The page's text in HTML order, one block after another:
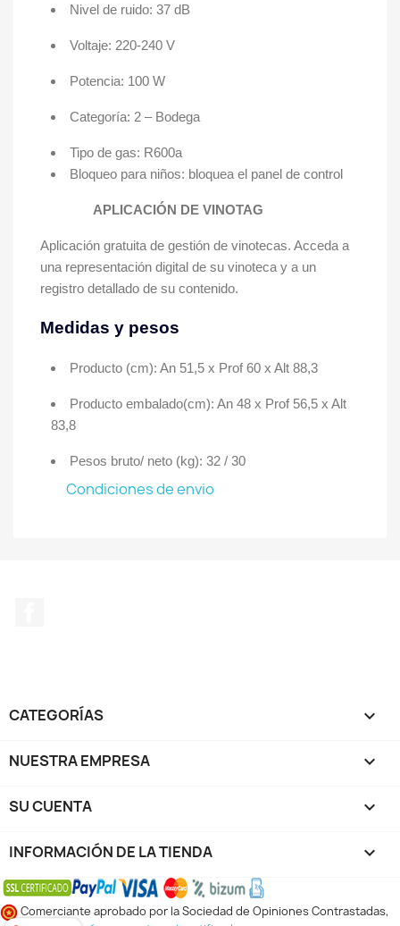
Nivel de ruido: 37 dB
Voltaje: 220-240 V
Potencia: 100 W
Categoría: 2 – Bodega
Tipo de gas: R600a
Bloqueo para niños: bloquea el panel de control
APLICACIÓN DE VINOTAG
Aplicación gratuita de gestión de vinotecas. Acceda a
una representación digital de su vinoteca y a un
registro detallado de su contenido.
Medidas y pesos
Producto (cm): An 51,5 x Prof 60 x Alt 88,3
Producto embalado(cm): An 48 x Prof 56,5 x Alt
83,8
Pesos bruto/ neto (kg): 32 / 30
Condiciones de envio
CATEGORÍAS 
NUESTRA EMPRESA 
SU CUENTA 
INFORMACIÓN DE LA TIENDA keyboard_arrow_down
Comerciante aprobado por la Sociedad de Opiniones Contrastadas,